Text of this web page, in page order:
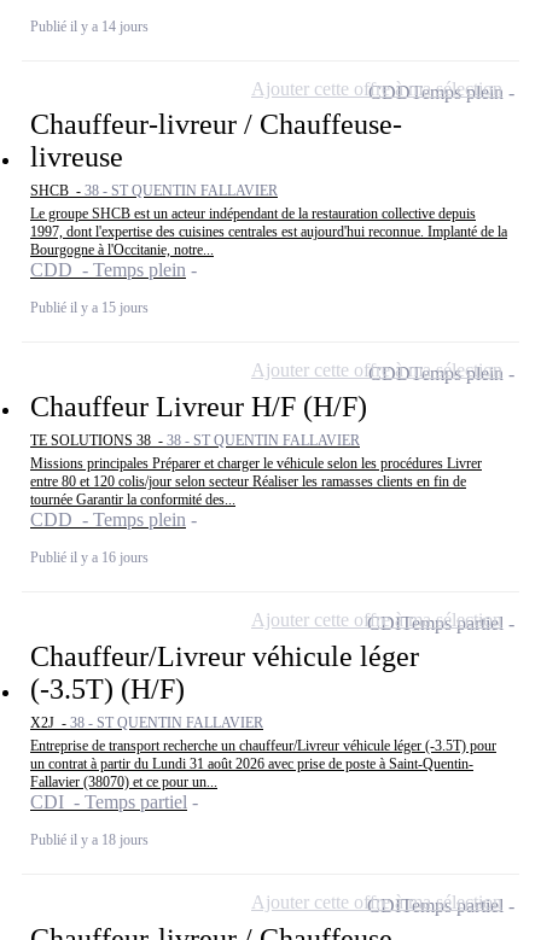
Publié il y a 14 jours
Chauffeur-livreur / Chauffeuse-
livreuse
SHCB - 38 - ST QUENTIN FALLAVIER
Le groupe SHCB est un acteur indépendant de la restauration collective depuis
1997, dont l'expertise des cuisines centrales est aujourd'hui reconnue. Implanté de la
Bourgogne à l'Occitanie, notre...
CDD - Temps plein
Publié il y a 15 jours
CDDTemps plein
Ajouter cette offre à ma sélection
Chauffeur Livreur H/F (H/F)
TE SOLUTIONS 38 - 38 - ST QUENTIN FALLAVIER
Missions principales Préparer et charger le véhicule selon les procédures Livrer
entre 80 et 120 colis/jour selon secteur Réaliser les ramasses clients en fin de
tournée Garantir la conformité des...
CDD - Temps plein
Publié il y a 16 jours
CDDTemps plein
Ajouter cette offre à ma sélection
Chauffeur/Livreur véhicule léger
(-3.5T) (H/F)
X2J - 38 - ST QUENTIN FALLAVIER
Entreprise de transport recherche un chauffeur/Livreur véhicule léger (-3.5T) pour
un contrat à partir du Lundi 31 août 2026 avec prise de poste à Saint-Quentin-
Fallavier (38070) et ce pour un...
CDI - Temps partiel
Publié il y a 18 jours
CDITemps partiel
Ajouter cette offre à ma sélection
CDITemps partiel
Ajouter cette offre à ma sélection